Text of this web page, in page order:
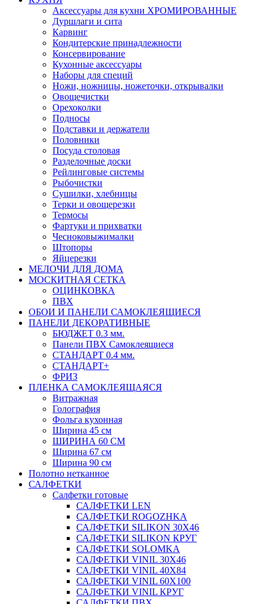
Аксессуары для кухни ХРОМИРОВАННЫЕ
Дуршлаги и сита
Карвинг
Кондитерские принадлежности
Консервирование
Кухонные аксессуары
Наборы для специй
Ножи, ножницы, ножеточки, открывалки
Овощечистки
Орехоколки
Подносы
Подставки и держатели
Половники
Посуда столовая
Разделочные доски
Рейлинговые системы
Рыбочистки
Сушилки, хлебницы
Терки и овощерезки
Термосы
Фартуки и прихватки
Чесноковыжималки
Штопоры
Яйцерезки
МЕЛОЧИ ДЛЯ ДОМА
МОСКИТНАЯ СЕТКА
ОЦИНКОВКА
ПВХ
ОБОИ И ПАНЕЛИ САМОКЛЕЯЩИЕСЯ
ПАНЕЛИ ДЕКОРАТИВНЫЕ
БЮДЖЕТ 0.3 мм.
Панели ПВХ Самоклеящиеся
СТАНДАРТ 0.4 мм.
СТАНДАРТ+
ФРИЗ
ПЛЕНКА САМОКЛЕЯЩАЯСЯ
Витражная
Голография
Фольга кухонная
Ширина 45 см
ШИРИНА 60 СМ
Ширина 67 см
Ширина 90 см
Полотно нетканное
САЛФЕТКИ
Салфетки готовые
САЛФЕТКИ LEN
САЛФЕТКИ ROGOZHKA
САЛФЕТКИ SILIKON 30Х46
САЛФЕТКИ SILIKON КРУГ
САЛФЕТКИ SOLOMKA
САЛФЕТКИ VINIL 30Х46
САЛФЕТКИ VINIL 40Х84
САЛФЕТКИ VINIL 60Х100
САЛФЕТКИ VINIL КРУГ